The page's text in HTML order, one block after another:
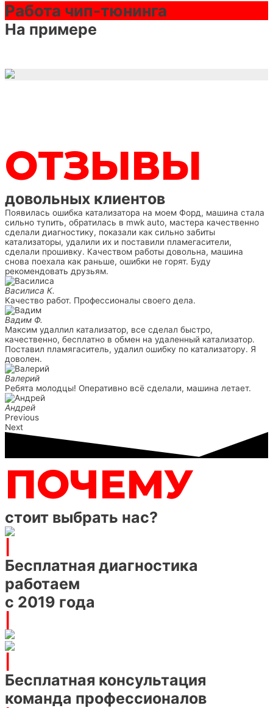
Работа чип-тюнинга
На примере
ОТЗЫВЫ
довольных клиентов
Появилась ошибка катализатора на моем Форд, машина стала
сильно тупить, обратилась в mwk auto, мастера качественно
сделали диагностику, показали как сильно забиты
катализаторы, удалили их и поставили пламегасители,
сделали прошивку. Качеством работы довольна, машина
снова поехала как раньше, ошибки не горят. Буду
рекомендовать друзьям.
Василиса К.
Качество работ. Профессионалы своего дела.
Вадим Ф.
Максим удаллил катализатор, все сделал быстро,
качественно, бесплатно в обмен на удаленный катализатор.
Поставил пламягаситель, удалил ошибку по катализатору. Я
доволен.
Валерий
Ребята молодцы! Оперативно всё сделали, машина летает.
Андрей
Previous
Next
ПОЧЕМУ
стоит выбрать нас?
Бесплатная диагностика
работаем
с 2019 года
Бесплатная консультация
команда профессионалов